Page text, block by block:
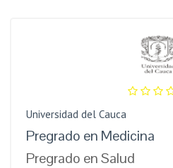
Universidad del Cauca
Pregrado en Medicina
Pregrado en Salud